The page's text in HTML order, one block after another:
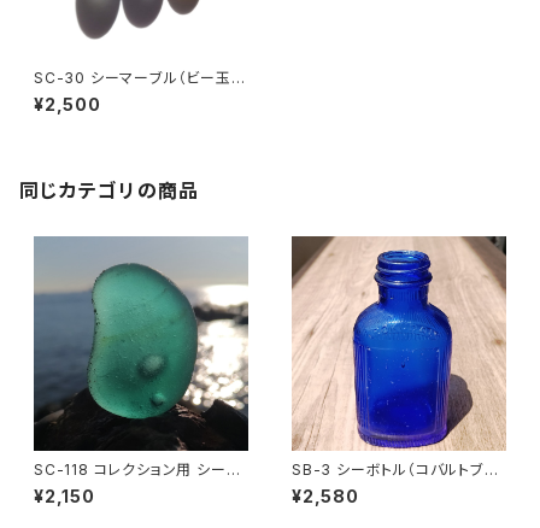
SC-30 シーマーブル（ビー玉シ
ーグラス）5色セット
¥2,500
同じカテゴリの商品
SC-118 コレクション用 シーグ
ラス（気泡入り）
¥2,150
SB-3 シーボトル（コバルトブル
ー）
¥2,580